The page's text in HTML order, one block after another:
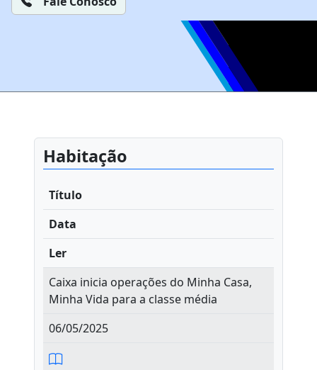
Habitação
Título
Data
Ler
Caixa inicia operações do Minha Casa,
Minha Vida para a classe média
06/05/2025